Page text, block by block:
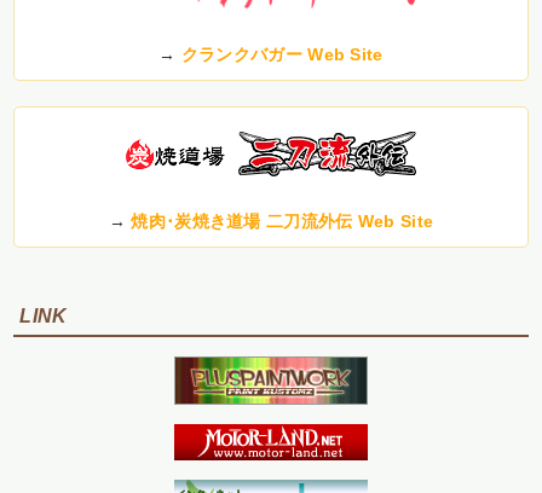
→ クランクバガー Web Site
→焼肉･炭焼き道場 二刀流外伝 Web Site
LINK